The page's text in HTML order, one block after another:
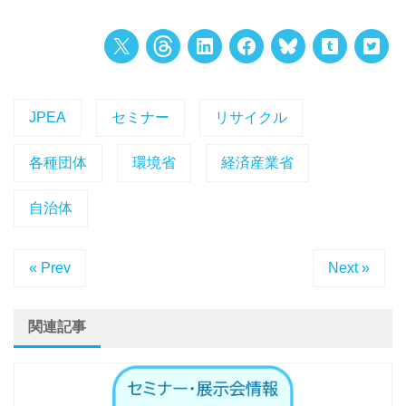
JPEA セミナー リサイクル
各種団体 環境省 経済産業省
自治体
« Prev Next »
関連記事